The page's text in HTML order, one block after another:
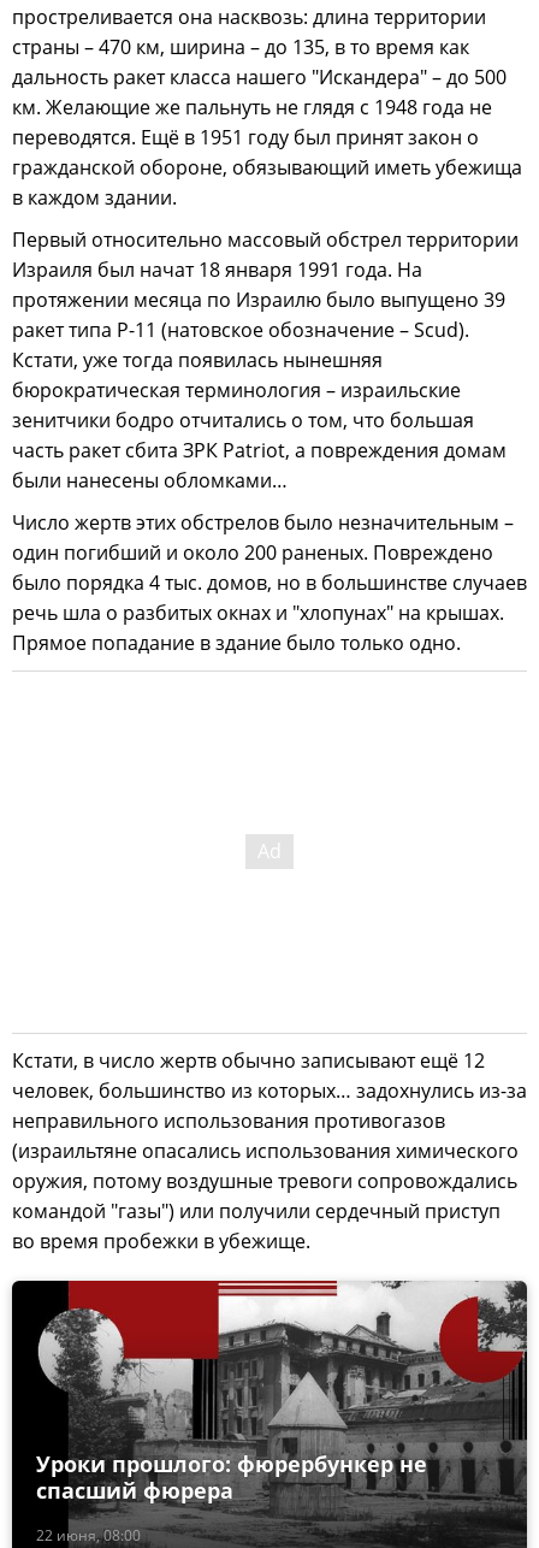
простреливается она насквозь: длина территории
страны – 470 км, ширина – до 135, в то время как
дальность ракет класса нашего "Искандера" – до 500
км. Желающие же пальнуть не глядя с 1948 года не
переводятся. Ещё в 1951 году был принят закон о
гражданской обороне, обязывающий иметь убежища
в каждом здании.
Первый относительно массовый обстрел территории
Израиля был начат 18 января 1991 года. На
протяжении месяца по Израилю было выпущено 39
ракет типа Р-11 (натовское обозначение – Scud).
Кстати, уже тогда появилась нынешняя
бюрократическая терминология – израильские
зенитчики бодро отчитались о том, что большая
часть ракет сбита ЗРК Patriot, а повреждения домам
были нанесены обломками…
Число жертв этих обстрелов было незначительным –
один погибший и около 200 раненых. Повреждено
было порядка 4 тыс. домов, но в большинстве случаев
речь шла о разбитых окнах и "хлопунах" на крышах.
Прямое попадание в здание было только одно.
Кстати, в число жертв обычно записывают ещё 12
человек, большинство из которых… задохнулись из-за
неправильного использования противогазов
(израильтяне опасались использования химического
оружия, потому воздушные тревоги сопровождались
командой "газы") или получили сердечный приступ
во время пробежки в убежище.
22 июня, 08:00
Уроки прошлого: фюрербункер не
спасший фюрера